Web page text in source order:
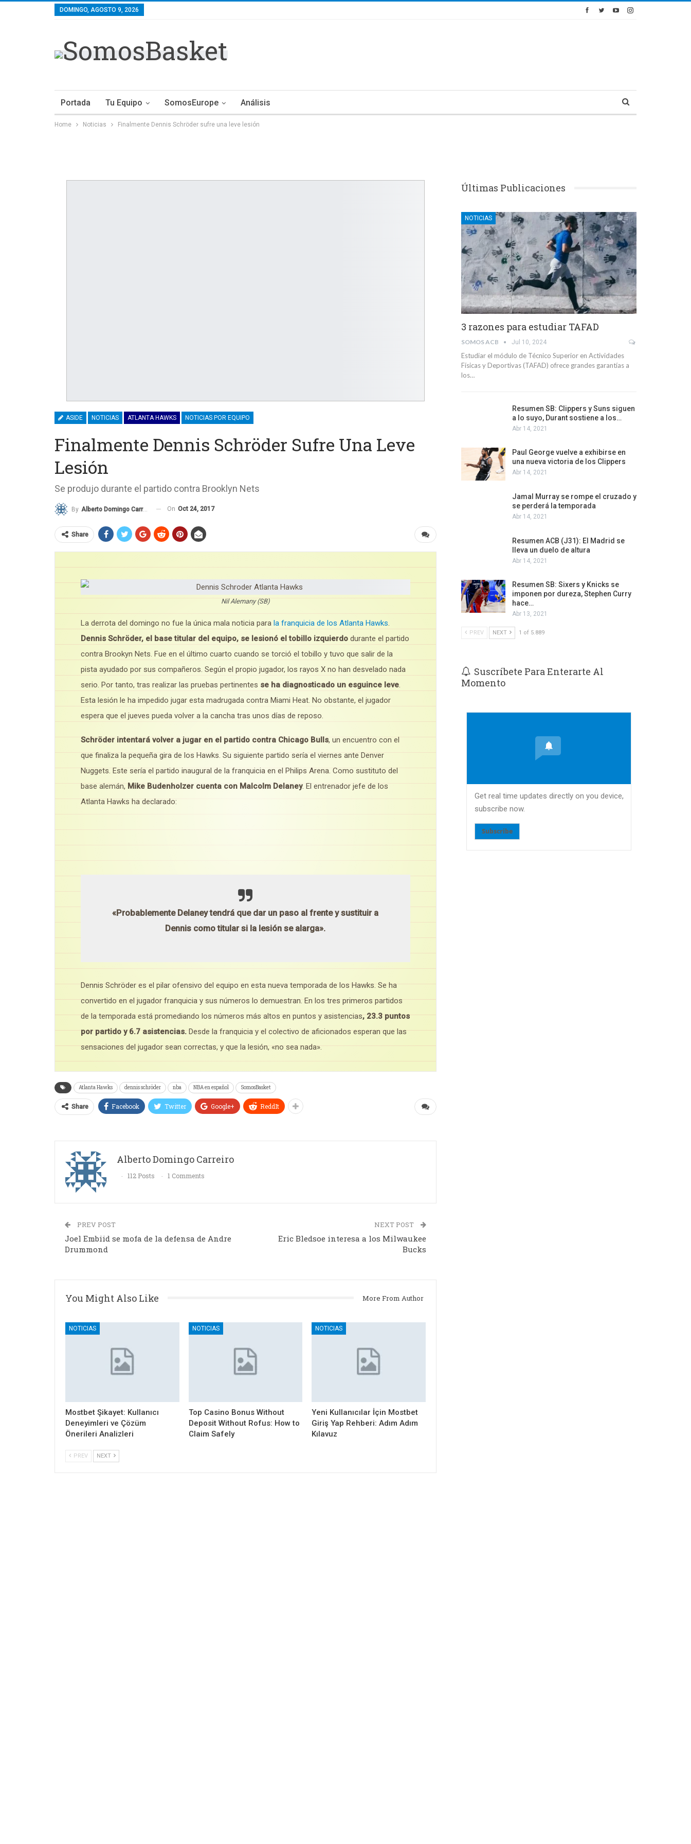
DOMINGO, AGOSTO 9, 2026
Portada Tu Equipo SomosEurope Análisis
Home Noticias Finalmente Dennis Schröder sufre una leve lesión
ASIDE NOTICIAS ATLANTA HAWKS NOTICIAS POR EQUIPO
Finalmente Dennis Schröder Sufre Una Leve
Lesión
Se produjo durante el partido contra Brooklyn Nets
By Alberto Domingo Carreiro On Oct 24, 2017
Share
Nil Alemany (SB)
La derrota del domingo no fue la única mala noticia para la franquicia de los Atlanta Hawks.
Dennis Schröder, el base titular del equipo, se lesionó el tobillo izquierdo durante el partido
contra Brookyn Nets. Fue en el último cuarto cuando se torció el tobillo y tuvo que salir de la
pista ayudado por sus compañeros. Según el propio jugador, los rayos X no han desvelado nada
serio. Por tanto, tras realizar las pruebas pertinentes se ha diagnosticado un esguince leve.
Esta lesión le ha impedido jugar esta madrugada contra Miami Heat. No obstante, el jugador
espera que el jueves pueda volver a la cancha tras unos días de reposo.
Schröder intentará volver a jugar en el partido contra Chicago Bulls, un encuentro con el
que finaliza la pequeña gira de los Hawks. Su siguiente partido sería el viernes ante Denver
Nuggets. Este sería el partido inaugural de la franquicia en el Philips Arena. Como sustituto del
base alemán, Mike Budenholzer cuenta con Malcolm Delaney. El entrenador jefe de los
Atlanta Hawks ha declarado:
«Probablemente Delaney tendrá que dar un paso al frente y sustituir a
Dennis como titular si la lesión se alarga».
Dennis Schröder es el pilar ofensivo del equipo en esta nueva temporada de los Hawks. Se ha
convertido en el jugador franquicia y sus números lo demuestran. En los tres primeros partidos
de la temporada está promediando los números más altos en puntos y asistencias, 23.3 puntos
por partido y 6.7 asistencias. Desde la franquicia y el colectivo de aficionados esperan que las
sensaciones del jugador sean correctas, y que la lesión, «no sea nada».
Atlanta Hawks dennis schröder nba NBA en español SomosBasket
Share Facebook Twitter Google+ ReddIt
Alberto Domingo Carreiro
112 Posts 1 Comments
PREV POST
Joel Embiid se mofa de la defensa de Andre
Drummond
NEXT POST
Eric Bledsoe interesa a los Milwaukee
Bucks
You Might Also Like More From Author
NOTICIAS
Mostbet Şikayet: Kullanıcı
Deneyimleri ve Çözüm
Önerileri Analizleri
NOTICIAS
Top Casino Bonus Without
Deposit Without Rofus: How to
Claim Safely
NOTICIAS
Yeni Kullanıcılar İçin Mostbet
Giriş Yap Rehberi: Adım Adım
Kılavuz
PREV NEXT
Últimas Publicaciones
NOTICIAS
3 razones para estudiar TAFAD
SOMOS ACB Jul 10, 2024
Estudiar el módulo de Técnico Superior en Actividades
Físicas y Deportivas (TAFAD) ofrece grandes garantías a
los…
Resumen SB: Clippers y Suns siguen
a lo suyo, Durant sostiene a los…
Abr 14, 2021
Paul George vuelve a exhibirse en
una nueva victoria de los Clippers
Abr 14, 2021
Jamal Murray se rompe el cruzado y
se perderá la temporada
Abr 14, 2021
Resumen ACB (J31): El Madrid se
lleva un duelo de altura
Abr 14, 2021
Resumen SB: Sixers y Knicks se
imponen por dureza, Stephen Curry
hace…
Abr 13, 2021
PREV NEXT 1 of 5.889
Suscríbete Para Enterarte Al
Momento
Get real time updates directly on you device,
subscribe now.
Subscribe